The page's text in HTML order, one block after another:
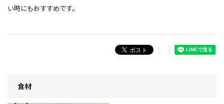
い時にもおすすめです。
食材